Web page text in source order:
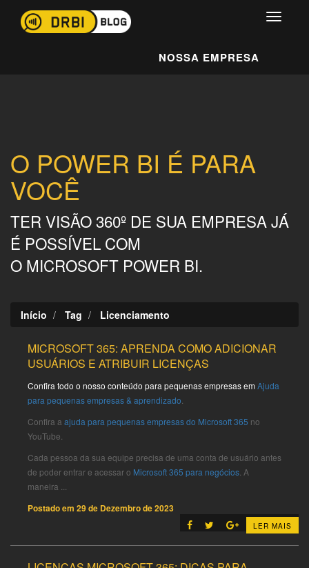
NOSSA EMPRESA
O POWER BI É PARA
VOCÊ
TER VISÃO 360º DE SUA EMPRESA JÁ
É POSSÍVEL COM
O MICROSOFT POWER BI.
Início Tag Licenciamento
LER MAIS
MICROSOFT 365: APRENDA COMO ADICIONAR
USUÁRIOS E ATRIBUIR LICENÇAS
Confira todo o nosso conteúdo para pequenas empresas em Ajuda
para pequenas empresas & aprendizado
Confira a ajuda para pequenas empresas do Microsoft 365 no
YouTube.
Cada pessoa da sua equipe precisa de uma conta de usuário antes
de poder entrar e acessar o Microsoft 365 para negócios . A
maneira ...
Postado em 29 de Dezembro de 2023